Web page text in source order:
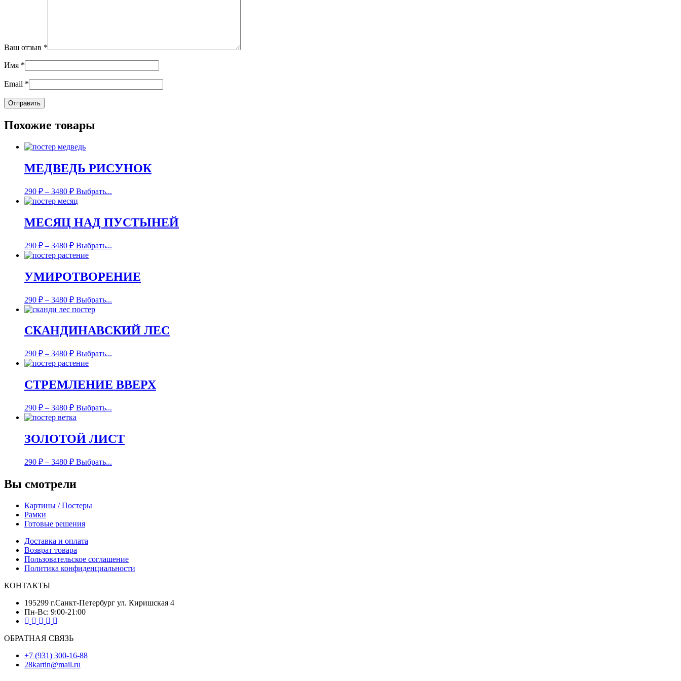
Ваш отзыв *
Имя *
Email *
Похожие товары
МЕДВЕДЬ РИСУНОК
290 ₽ – 3480 ₽ Выбрать...
МЕСЯЦ НАД ПУСТЫНЕЙ
290 ₽ – 3480 ₽ Выбрать...
УМИРОТВОРЕНИЕ
290 ₽ – 3480 ₽ Выбрать...
СКАНДИНАВСКИЙ ЛЕС
290 ₽ – 3480 ₽ Выбрать...
СТРЕМЛЕНИЕ ВВЕРХ
290 ₽ – 3480 ₽ Выбрать...
ЗОЛОТОЙ ЛИСТ
290 ₽ – 3480 ₽ Выбрать...
Вы смотрели
Картины / Постеры
Рамки
Готовые решения
Доставка и оплата
Возврат товара
Пользовательское соглашение
Политика конфиденциальности
КОНТАКТЫ
195299 г.Санкт-Петербург ул. Киришская 4
Пн-Вс: 9:00-21:00
ОБРАТНАЯ СВЯЗЬ
+7 (931) 300-16-88
28kartin@mail.ru